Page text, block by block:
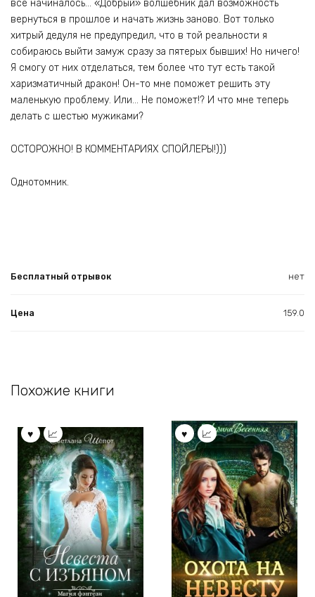
всё начиналось… «Добрый» волшебник дал возможность
вернуться в прошлое и начать жизнь заново. Вот только
хитрый дедуля не предупредил, что в той реальности я
собираюсь выйти замуж сразу за пятерых бывших! Но ничего!
Я смогу от них отделаться, тем более что тут есть такой
харизматичный дракон! Он-то мне поможет решить эту
маленькую проблему. Или… Не поможет!? И что мне теперь
делать с шестью мужиками?
ОСТОРОЖНО! В КОММЕНТАРИЯХ СПОЙЛЕРЫ!)))
Однотомник.
Бесплатный отрывок нет
Цена 159.0
Похожие книги